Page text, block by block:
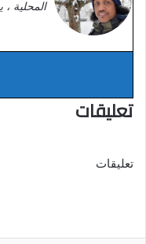
المحلية ،
تعليقات
تعليقات